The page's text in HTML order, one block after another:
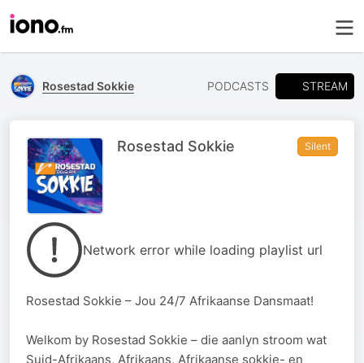
Rosestad Sokkie PODCASTS STREAM
Silent
Rosestad Sokkie
Network error while loading playlist url
Rosestad Sokkie – Jou 24/7 Afrikaanse Dansmaat!
Welkom by Rosestad Sokkie – die aanlyn stroom wat
Suid-Afrikaans, Afrikaans, Afrikaanse sokkie- en